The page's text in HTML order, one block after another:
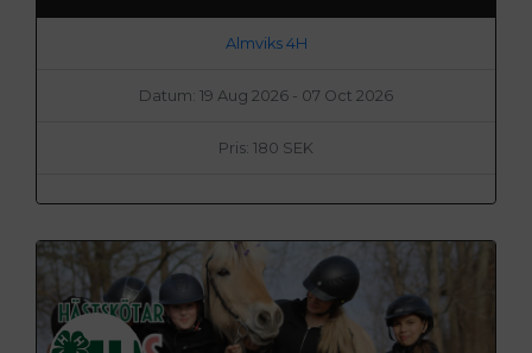
Almviks 4H
Datum: 19 Aug 2026 - 07 Oct 2026
Pris: 180 SEK